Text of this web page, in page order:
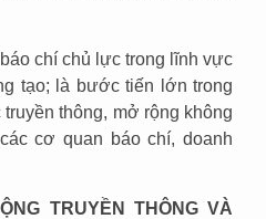
chí chủ lực trong lĩnh vực
tạo; là bước tiến lớn trong
thông, mở rộng không
cơ quan báo chí, doanh
TRUYỀN THÔNG VÀ